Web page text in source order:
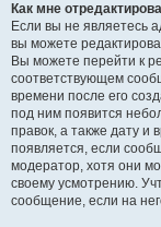
Как мне
Если вы не являетесь
вы можете
Вы можете перейти к
соответствующем
времени после его
под ним появится
правок, а также дату и
появляется, если
модератор, хотя они
своему усмотрению.
сообщение, если на